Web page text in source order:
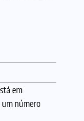
em
número